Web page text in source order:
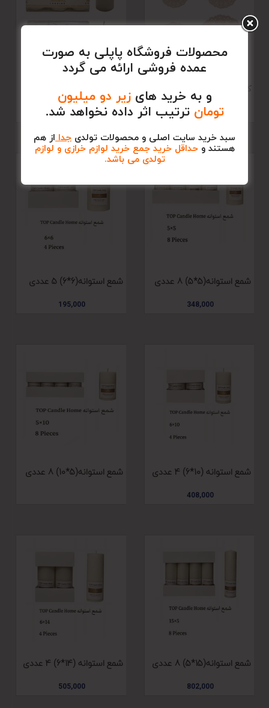
کاغذ فینگرفود
75,000
–
138,000
عددی
138,000
شمع استوانه(5*5) 8 عددی
348,000
ناموجود
شمع استوانه(6*6) 5 عددی
195,000
شمع استوانه (10*6) 4 عددی
408,000
شمع استوانه(5*10) 8 عددی
شمع استوانه(15*5) 8 عددی
802,000
شمع استوانه (14*6) 4 عددی
505,000
محصولات فروشگاه پاپلی به صورت
عمده فروشی ارائه می گردد
و به خرید هایزیر دو میلیون
تومان ترتیب اثر داده نخواهد شد.
سبد خرید سایت اصلی و محصولات تولدی جدا از هم
هستند وحداقل خرید جمع خرید لوازم خرازی و لوازم
تولدی می باشد.